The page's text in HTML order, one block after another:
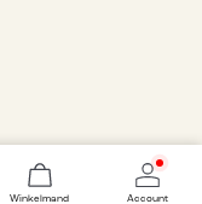
Winkelmand Account